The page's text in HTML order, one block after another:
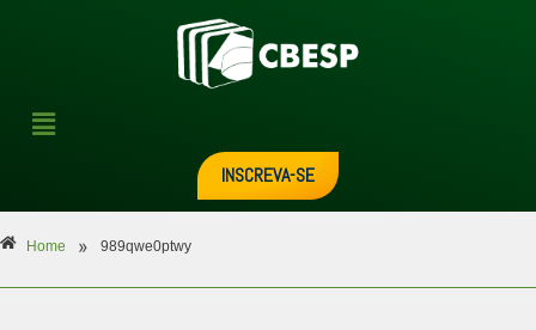
INSCREVA-SE
Home » 989qwe0ptwy